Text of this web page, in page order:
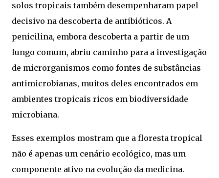
solos tropicais também desempenharam papel
decisivo na descoberta de antibióticos. A
penicilina, embora descoberta a partir de um
fungo comum, abriu caminho para a investigação
de microrganismos como fontes de substâncias
antimicrobianas, muitos deles encontrados em
ambientes tropicais ricos em biodiversidade
microbiana.
Esses exemplos mostram que a floresta tropical
não é apenas um cenário ecológico, mas um
componente ativo na evolução da medicina.